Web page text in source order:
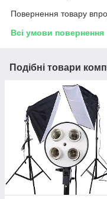
Повернення товару
Всі умови повернення
Подібні товари